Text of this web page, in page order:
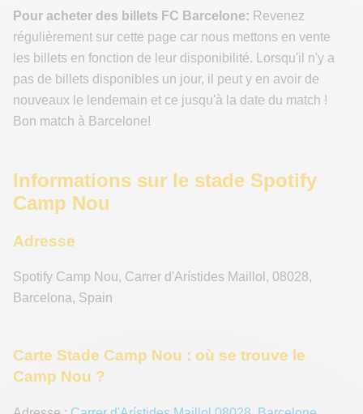
Pour acheter des billets FC Barcelone: Revenez
régulièrement sur cette page car nous mettons en vente
les billets en fonction de leur disponibilité. Lorsqu'il n'y a
pas de billets disponibles un jour, il peut y en avoir de
nouveaux le lendemain et ce jusqu'à la date du match !
Bon match à Barcelone!
Informations sur le stade Spotify
Camp Nou
Adresse
Spotify Camp Nou, Carrer d'Arístides Maillol , 08028,
Barcelona, Spain
Carte Stade Camp Nou : où se trouve le
Camp Nou ?